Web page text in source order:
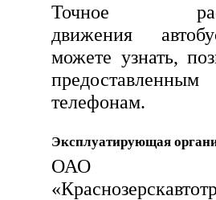
Точное
движения
можете узнать,
предоставленным
телефонам.
Эксплуатирующая
ОАО